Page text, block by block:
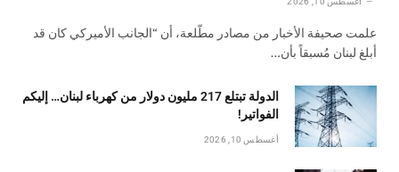
علمت صحيفة الأخبار من مصادر مطّلعة، أن “الجانب الأميركي كان قد
أبلغ لبنان مُسبقاً بأن…
الدولة تبتلع 217 مليون دولار من كهرباء لبنان… إليكم
الفواتير!
أغسطس 10, 2026